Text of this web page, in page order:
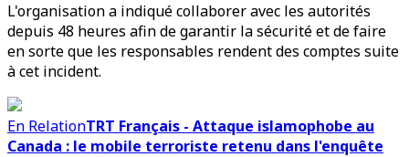
L'organisation a indiqué collaborer avec les autorités
depuis 48 heures afin de garantir la sécurité et de faire
en sorte que les responsables rendent des comptes suite
à cet incident.
En RelationTRT Français - Attaque islamophobe au
Canada : le mobile terroriste retenu dans l'enquête